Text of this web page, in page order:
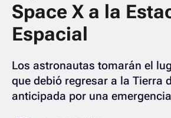
Space X a la
Espacial
Los astronautas tomarán el
que debió regresar a la Tierra
anticipada por una